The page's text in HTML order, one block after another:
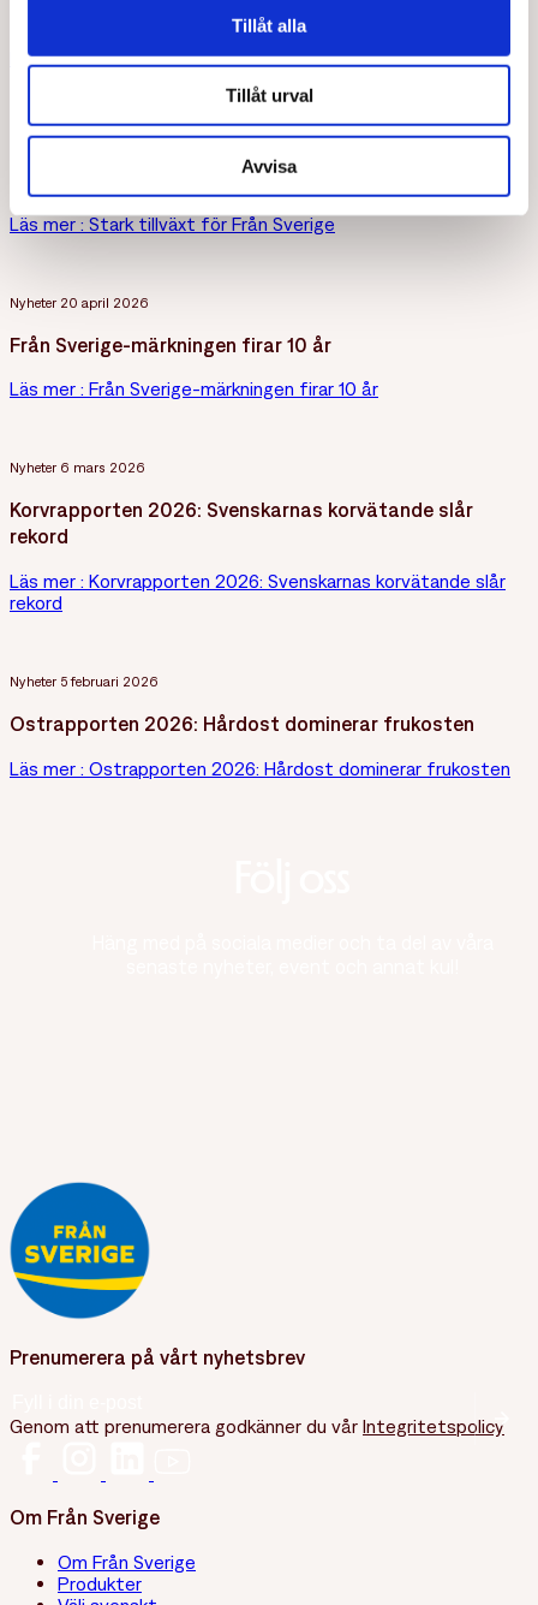
Tillåt alla
Tillåt urval
Avvisa
ICAs färska fågelsortiment märks med Från Sverige
Läs mer: ICAs färska fågelsortiment märks med Från Sverige
Nyheter8 maj 2026
Stark tillväxt för Från Sverige
Läs mer : Stark tillväxt för Från Sverige
Nyheter 20 april 2026
Från Sverige-märkningen firar 10 år
Läs mer : Från Sverige-märkningen firar 10 år
Nyheter 6 mars 2026
Korvrapporten 2026: Svenskarnas korvätande slår
rekord
Läs mer : Korvrapporten 2026: Svenskarnas korvätande slår
rekord
Nyheter 5 februari 2026
Ostrapporten 2026: Hårdost dominerar frukosten
Läs mer : Ostrapporten 2026: Hårdost dominerar frukosten
Prenumerera på vårt nyhetsbrev
Genom att prenumerera godkänner du vår Integritetspolicy
Om Från Sverige
Om Från Sverige
Produkter